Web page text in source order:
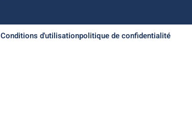
Conditions d'utilisationpolitique de confidentialité